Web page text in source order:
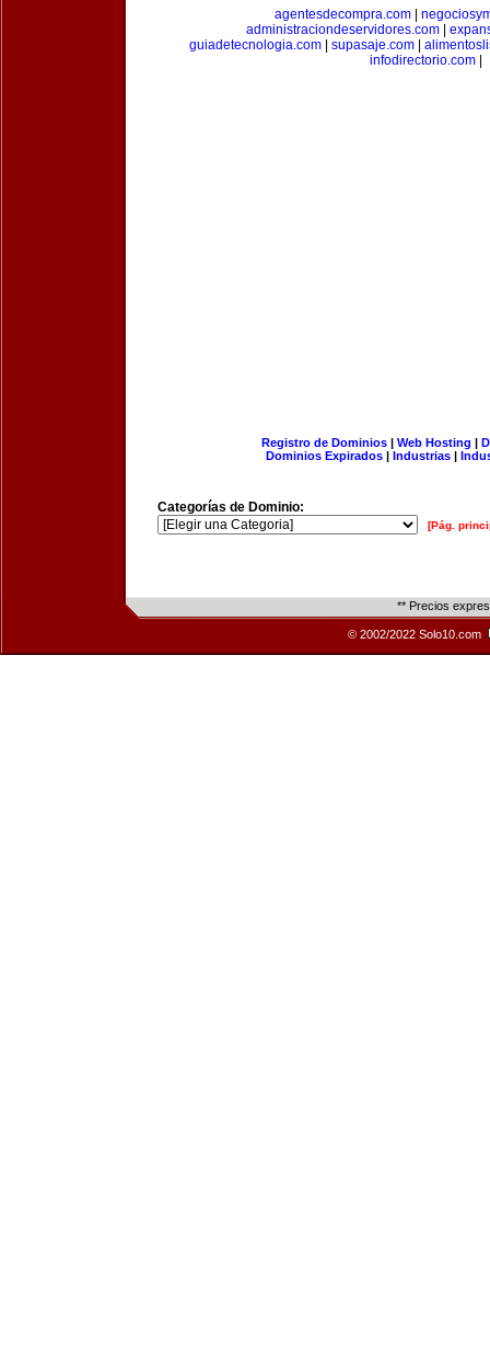
agentesdecompra.com|
administraciondeservidores.com
guiadetecnologia.com
supasaje.com
infodirectorio.com|
Registro de Dominios| Web Hosting |
Dominios Expirados | Industrias |
Categorías de Dominio:
[Pág.
** Precios
© 2002/2022 Solo10.com